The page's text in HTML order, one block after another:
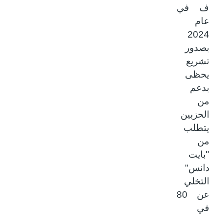
ف في
عام
2024
بصدور
تشريع
يحظى
بدعم
من
الحزبين
يتطلب
من
"بايت
دانس"
التخلي
عن 80
في